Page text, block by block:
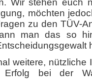
Wir stehen euch
möchten
zu den TÜV-
man das so
weitere, nützliche
bei der